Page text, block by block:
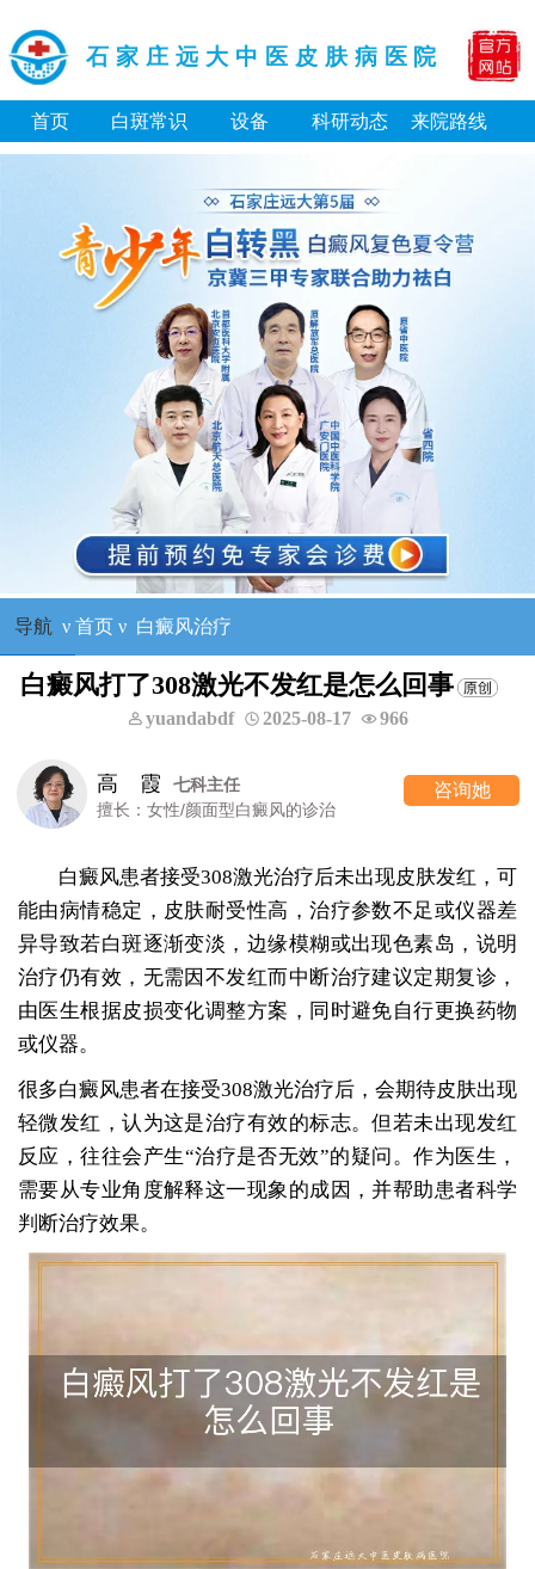
石家庄远大中医皮肤病医院
首页 白斑常识 设备 科研动态 来院路线
导航 ν 首页ν 白癜风治疗
白癜风打了308激光不发红是怎么回事
yuandabdf 2025-08-17 966
高 霞
七科主任
擅长：女性/颜面型白癜风的诊治
咨询她
白癜风患者接受308激光治疗后未出现皮肤发红，可
能由病情稳定，皮肤耐受性高，治疗参数不足或仪器差
异导致若白斑逐渐变淡，边缘模糊或出现色素岛，说明
治疗仍有效，无需因不发红而中断治疗建议定期复诊，
由医生根据皮损变化调整方案，同时避免自行更换药物
或仪器。
很多白癜风患者在接受308激光治疗后，会期待皮肤出现
轻微发红，认为这是治疗有效的标志。但若未出现发红
反应，往往会产生“治疗是否无效”的疑问。作为医生，
需要从专业角度解释这一现象的成因，并帮助患者科学
判断治疗效果。